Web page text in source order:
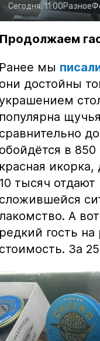
Сегодня, 11:00Разное
Продолжаем
Ранее мы
они достойны
популярна
сравнительно
обойдётся в
красная
10 тысяч
сложившейся
А
редкий гость
стоимость. За